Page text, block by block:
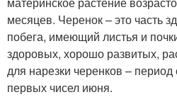
месяцев. Черенок – это часть
побега, имеющий листья и
здоровых, хорошо развитых,
для нарезки черенков –
первых чисел июня.